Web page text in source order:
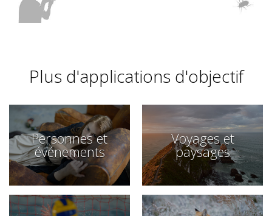
Plus d'applications d'objectif
Personnes et
événements
Voyages et
paysages